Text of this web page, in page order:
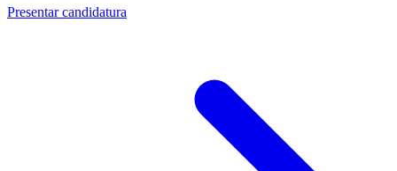
Presentar candidatura